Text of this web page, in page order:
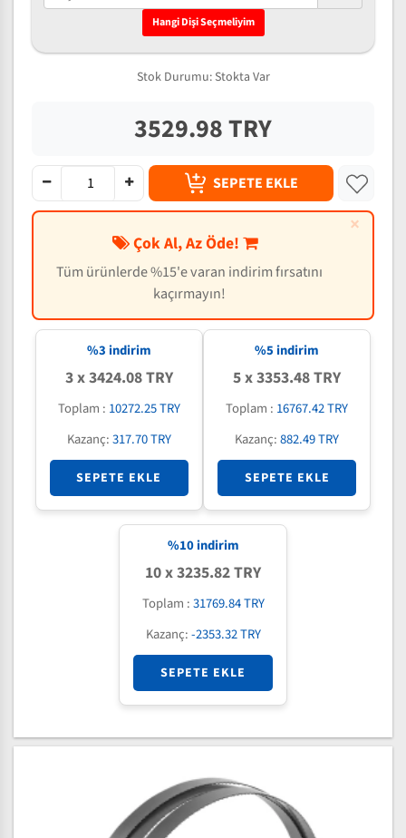
Hangi Dişi Seçmeliyim
Stok Durumu: Stokta Var
3529.98 TRY
SEPETE EKLE
×
Çok Al, Az Öde!
Tüm ürünlerde %15'e varan indirim fırsatını
kaçırmayın!
%3 indirim
3 x 3424.08 TRY
Toplam : 10272.25 TRY
Kazanç:317.70 TRY
SEPETE EKLE
%5 indirim
5 x 3353.48 TRY
Toplam : 16767.42 TRY
Kazanç:882.49 TRY
SEPETE EKLE
%10indirim
10 x 3235.82 TRY
Toplam :31769.84 TRY
Kazanç:-2353.32 TRY
SEPETE EKLE